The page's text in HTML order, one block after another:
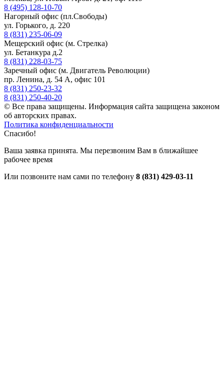
8 (495) 128-10-70
Нагорный офис (пл.Свободы)
ул. Горького, д. 220
8 (831) 235-06-09
Мещерский офис (м. Стрелка)
ул. Бетанкура д.2
8 (831) 228-03-75
Заречный офис (м. Двигатель Революции)
пр. Ленина, д. 54 А, офис 101
8 (831) 250-23-32
8 (831) 250-40-20
© Все права защищены. Информация сайта защищена законом
об авторских правах.
Политика конфиденциальности
Спасибо!
Ваша заявка принята. Мы перезвоним Вам в ближайшее
рабочее время
Или позвоните нам сами по телефону 8 (831) 429-03-11